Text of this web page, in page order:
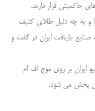
حاکمیتی قرار دارند.
چرا و به چه دلیل طلای کثیف
بازیافت ایران در گفت و
آبی شنبه تا چهارشنبه هر هفته ساعت ۱۵:۳۰ از رادیو ایران بر روی موج اف ام